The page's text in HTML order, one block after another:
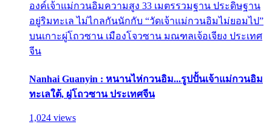
องค์เจ้าแม่กวนอิมความสูง 33 เมตรรวมฐาน ประดิษฐาน
อยู่ริมทะเล ไม่ไกลกันนักกับ “วัดเจ้าแม่กวนอิมไม่ยอมไป”
บนเกาะผู่โถวซาน เมืองโจวซาน มณฑลเจ้อเจียง ประเทศ
จีน
Nanhai Guanyin : หนานไห่กวนอิม...รูปปั้นเจ้าแม่กวนอิม
ทะเลใต้, ผู่โถวซาน ประเทศจีน
1,024 views